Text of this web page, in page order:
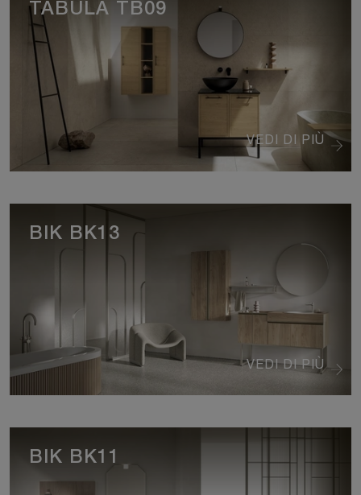
VEDI DI PIÙ
TABULA TB09
VEDI DI PIÙ
BIK BK13
BIK BK11